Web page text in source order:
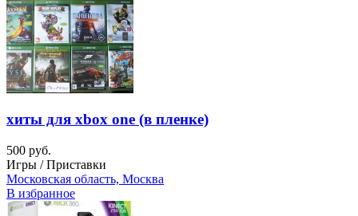
хиты для xbox one (в пленке)
500 руб.
Игры / Приставки
Московская область, Москва
В избранное